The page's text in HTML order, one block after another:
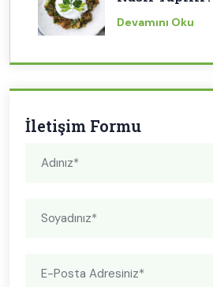
Devamını Oku
İletişim Formu